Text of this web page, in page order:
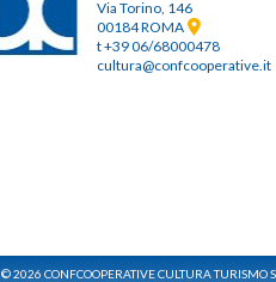
Via Torino, 146
00184 ROMA
t +39 06/68000478
cultura@confcooperative.it
© 2026 CONFCOOPERATIVE CULTURA TURISMO